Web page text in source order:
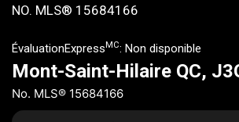
NO. MLS® 15684166
ÉvaluationExpress MC: Non disponible
Mont-Saint-Hilaire QC,
No. MLS® 15684166